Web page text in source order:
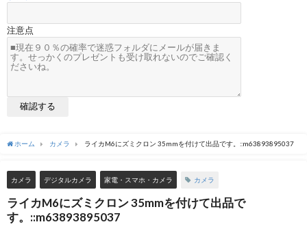
注意点
ホーム カメラ ライカM6にズミクロン 35mmを付けて出品です。::m63893895037
カメラ デジタルカメラ 家電・スマホ・カメラ カメラ
ライカM6にズミクロン 35mmを付けて出品で
す。::m63893895037